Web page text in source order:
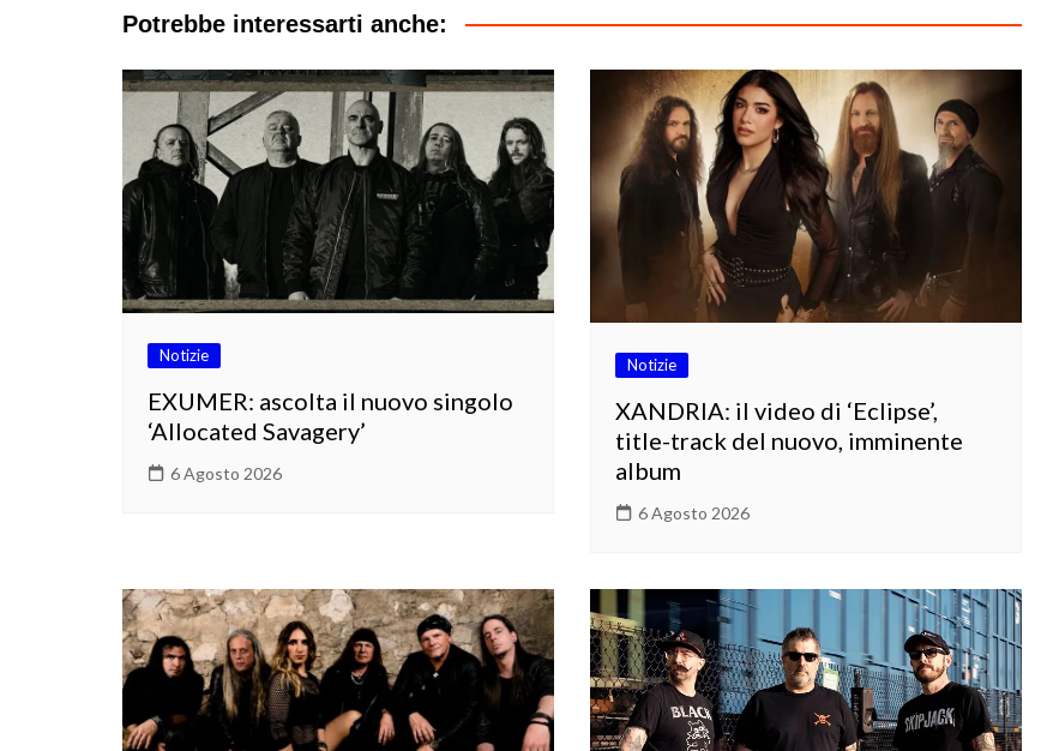
Potrebbe interessarti anche:
Notizie
EXUMER: ascolta il nuovo singolo
‘Allocated Savagery’
6 Agosto 2026
Notizie
XANDRIA: il video di ‘Eclipse’,
title-track del nuovo, imminente
album
6 Agosto 2026